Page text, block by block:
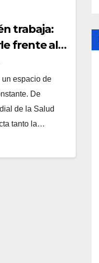
trabaja:
frente al
un espacio de
De
de la Salud
tanto la…